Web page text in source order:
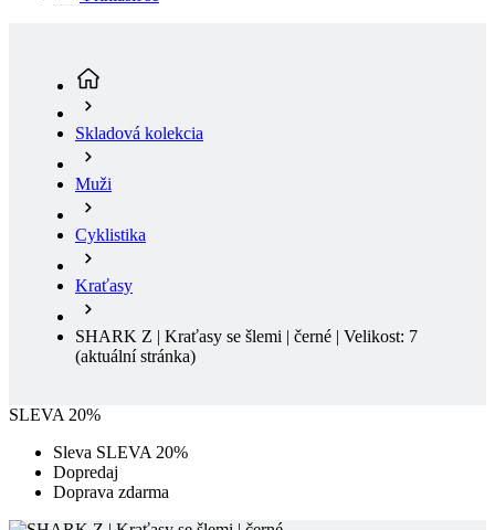
Muži
Cyklistika
Kraťasy
SHARK Z | Kraťasy se šlemi | černé | Velikost: 7
(aktuální stránka)
SLEVA 20%
Sleva SLEVA 20%